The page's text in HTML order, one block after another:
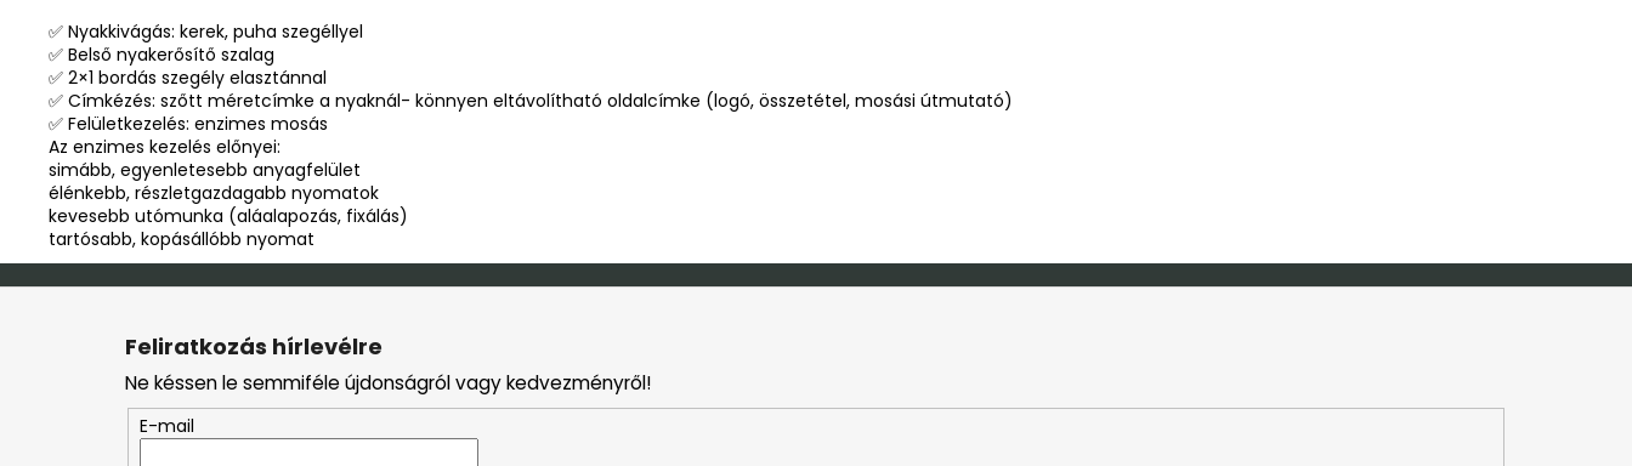
✅ Nyakkivágás: kerek, puha szegéllyel
✅ Belső nyakerősítő szalag
✅ 2×1 bordás szegély elasztánnal
✅ Címkézés: szőtt méretcímke a nyaknál- könnyen eltávolítható oldalcímke (logó, összetétel, mosási útmutató)
✅ Felületkezelés: enzimes mosás
Az enzimes kezelés előnyei:
simább, egyenletesebb anyagfelület
élénkebb, részletgazdagabb nyomatok
kevesebb utómunka (aláalapozás, fixálás)
tartósabb, kopásállóbb nyomat
Feliratkozás hírlevélre
Ne késsen le semmiféle újdonságról vagy kedvezményről!
E-mail